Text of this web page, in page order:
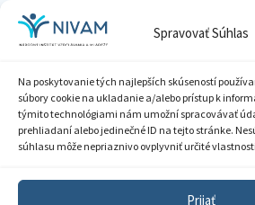
Spravovať Súhlas
Na poskytovanie tých najlepších skúseností
súbory cookie na ukladanie a/alebo prístup k
týmito technológiami nám umožní spracovávať
prehliadaní alebo jedinečné ID na tejto stránke.
súhlasu môže nepriaznivo ovplyvniť určité
Prijať
IČO: 00164348
DIČ: 2020798714
Zásady ochrany